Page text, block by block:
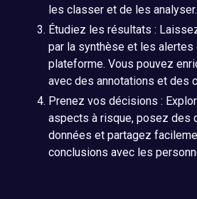
les classer et de les analyser.
Étudiez les résultats :
par la synthèse et les alertes
plateforme. Vous pouvez
avec des annotations et des
Prenez vos décisions :
aspects à risque, posez des
données et partagez
conclusions avec les